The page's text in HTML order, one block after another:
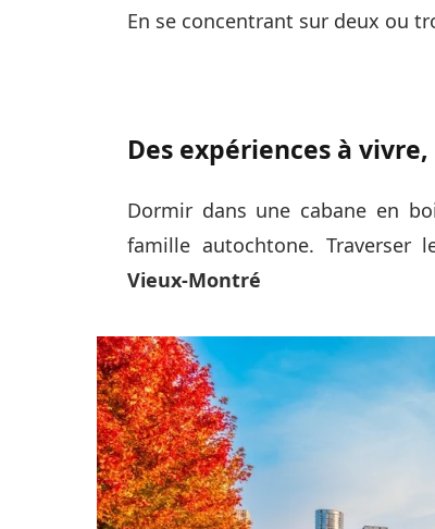
En se concentrant sur deux ou
Des expériences à
Dormir dans une cabane en
famille autochtone. Traverser
Vieux‑Montré